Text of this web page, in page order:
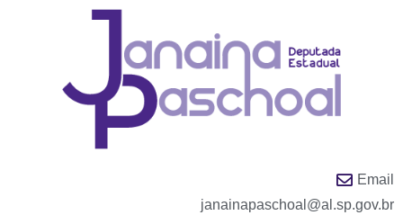
Email
janainapaschoal@al.sp.gov.br